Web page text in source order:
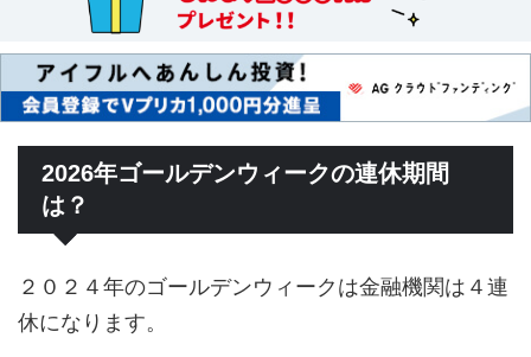
2026年ゴールデンウィークの連休期間
は？
２０２４年のゴールデンウィークは金融機関は４連
休になります。